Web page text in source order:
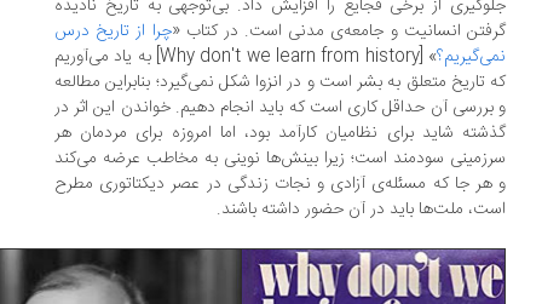
از برخی فجایع را افزایش داد. بی‌توجهی به تاریخ نادیده
انسانیت و جامعه‌ی مدنی است. در کتاب «چرا از تاریخ درس
» [Why don't we learn from history] به یاد می‌آوریم
تاریخ متعلق به بشر است و در انزوا شکل نمی‌گیرد؛ بنابراین مطالعه
آن حداقل کاری است که باید انجام دهیم. خواندن این اثر در
شاید برای نظامیان کارآمد بود، اما امروزه برای مردمان هر
سودمند است؛ زیرا بینش‌ها نوینی به مخاطب عرضه می‌کند
جا که مسئله‌ی آزادی و نجات زندگی در عصر دیکتاتوری مطرح
ملت‌ها باید در آن حضور داشته باشند.